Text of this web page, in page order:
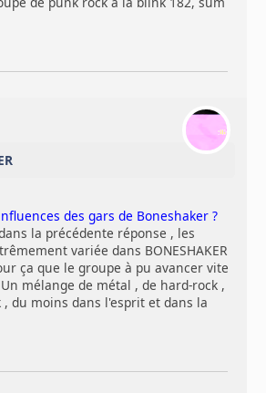
des gars de Boneshaker ?
la précédente réponse , les
variée dans BONESHAKER
ça que le groupe à pu avancer vite
mélange de métal , de hard-rock ,
du moins dans l'esprit et dans la